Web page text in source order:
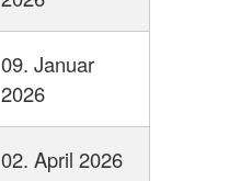
09. Januar
2026
02. April 2026